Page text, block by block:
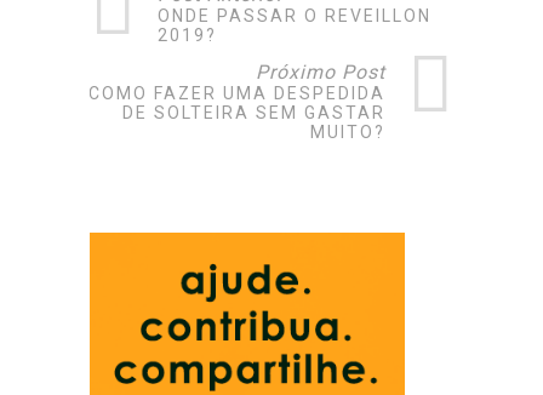
ONDE PASSAR O REVEILLON
2019?
Próximo Post
COMO FAZER UMA DESPEDIDA
DE SOLTEIRA SEM GASTAR
MUITO?